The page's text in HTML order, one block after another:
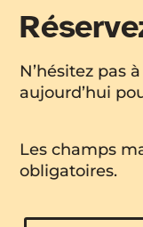
N’hésitez pas
aujourd’hui
Les champs
obligatoires.